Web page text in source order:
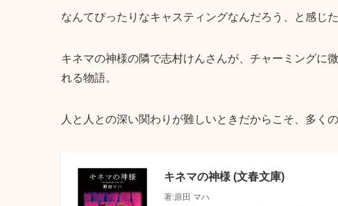
なんてぴったりなキャスティングなんだろう、と感じ
キネマの神様の隣で志村けんさんが、チャーミングに
れる物語。
人と人との深い関わりが難しいときだからこそ、多く
キネマの神様 (文春文庫)
著:原田 マハ